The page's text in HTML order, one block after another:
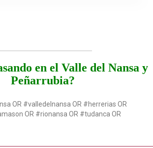
en el Valle del Nansa y
Peñarrubia?
OR #valledelnansa OR #herrerias OR
OR #rionansa OR #tudanca OR